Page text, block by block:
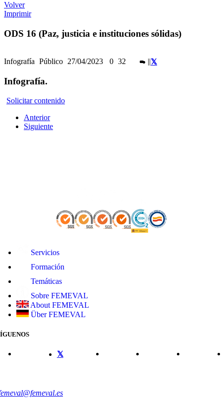
Volver
Imprimir
ODS 16 (Paz, justicia e instituciones sólidas)
Infografía Público 27/04/2023 0 32 ||
Infografía.
Solicitar contenido
Anterior
Siguiente
Servicios
Formación
Temáticas
Sobre FEMEVAL
About FEMEVAL
Über FEMEVAL